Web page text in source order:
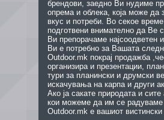
брендови, заедно Ви нудиме
опрема и облека, која може да
вкус и потреби. Во секое
подготвени внимателно да Ве
Ви препорачаме најсоодветен
Ви е потребно за Вашата
Outdoor.mk покрај продажба
организира и презентации,
тури за планински и друмски
искачувања на карпа и други
Ако ја сакате природата и сите
кои можеме да им се радуваме
Outdoor.mk е вашиот вистински